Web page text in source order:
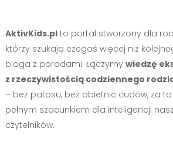
AktivKids.plto portal stworzony dla
którzy szukają czegoś więcej niż
bloga z poradami. Łączymy wiedzę
z rzeczywistością codziennego
– bez patosu, bez obietnic cudów, za to
pełnym szacunkiem dla inteligencji
czytelników.